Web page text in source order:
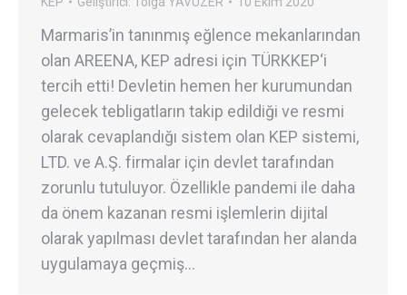
Marmaris’in tanınmış eğlence mekanlarından
olan AREENA, KEP adresi için TÜRKKEP‘i
tercih etti! Devletin hemen her kurumundan
gelecek tebligatların takip edildiği ve resmi
olarak cevaplandığı sistem olan KEP sistemi,
LTD. ve A.Ş. firmalar için devlet tarafından
zorunlu tutuluyor. Özellikle pandemi ile daha
da önem kazanan resmi işlemlerin dijital
olarak yapılması devlet tarafından her alanda
uygulamaya geçmiş…